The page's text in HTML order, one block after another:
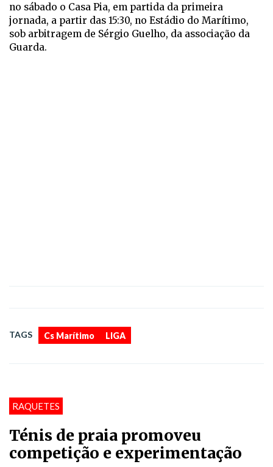
no sábado o Casa Pia, em partida da primeira
jornada, a partir das 15:30, no Estádio do Marítimo,
sob arbitragem de Sérgio Guelho, da associação da
Guarda.
TAGS Cs Marítimo LIGA
RAQUETES
Ténis de praia promoveu
competição e experimentação